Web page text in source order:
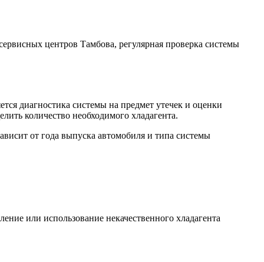
центров Тамбова, регулярная проверка системы
диагностика системы на предмет утечек и оценки
количество необходимого хладагента.
от года выпуска автомобиля и типа системы
или использование некачественного хладагента